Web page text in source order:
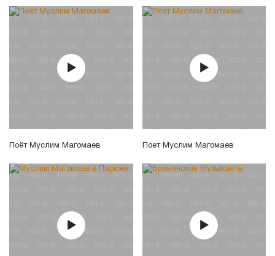
Поёт Муслим Магомаев Поет Муслим Магомаев